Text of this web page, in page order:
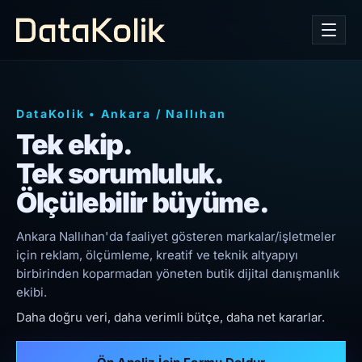
DataKolik • Ankara / Nallıhan
Tek ekip.
Tek sorumluluk.
Ölçülebilir büyüme.
Ankara Nallıhan'da faaliyet gösteren markalar/işletmeler
için reklam, ölçümleme, kreatif ve teknik altyapıyı
birbirinden koparmadan yöneten butik dijital danışmanlık
ekibi.
Daha doğru veri, daha verimli bütçe, daha net kararlar.